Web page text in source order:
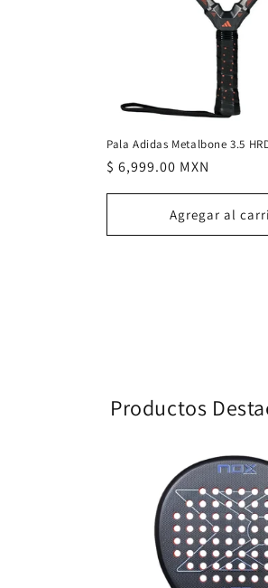
Pala Adidas Metalbone 3.5
Precio
$ 6,999.00 MXN
Agregar al
Productos